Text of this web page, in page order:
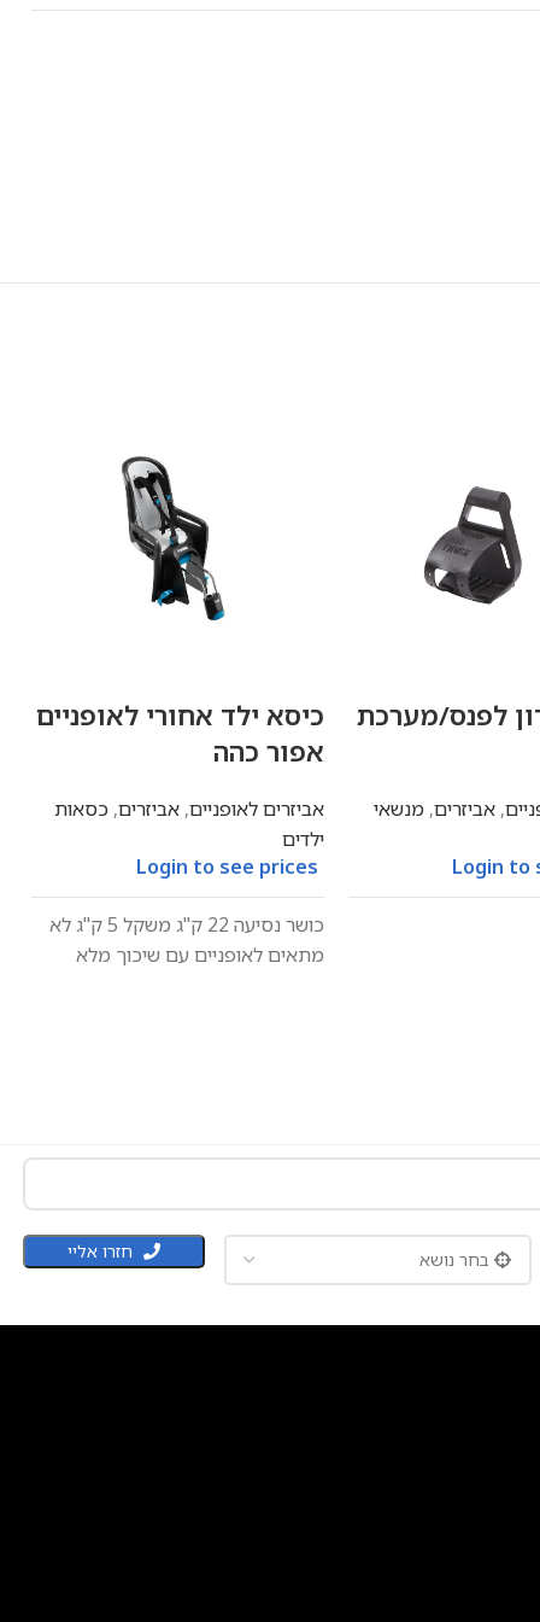
לפנס/מערכת
, אביזרים, מנשאי
Login to
כיסא ילד אחורי לאופניים
אפור כהה
אביזרים לאופניים,אביזרים,כסאות
ילדים
Login to see prices
כושר נסיעה 22 ק"ג משקל 5 ק"ג לא
מתאים לאופניים עם שיכוך מלא
חזרו אליי